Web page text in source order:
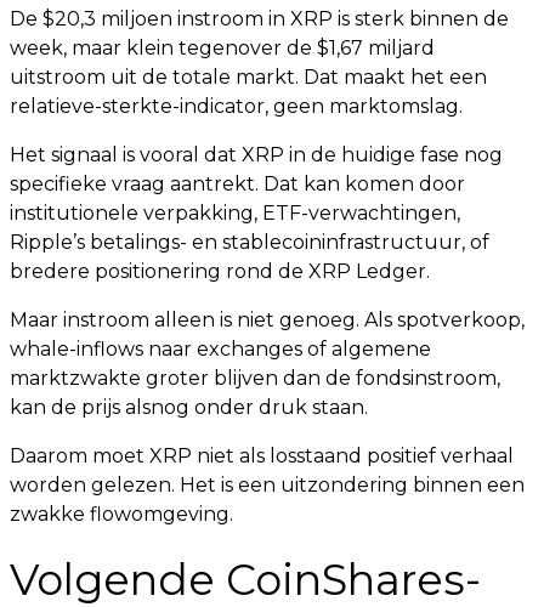
De $20,3 miljoen instroom in XRP is sterk binnen de
week, maar klein tegenover de $1,67 miljard
uitstroom uit de totale markt. Dat maakt het een
relatieve-sterkte-indicator, geen marktomslag.
Het signaal is vooral dat XRP in de huidige fase nog
specifieke vraag aantrekt. Dat kan komen door
institutionele verpakking, ETF-verwachtingen,
Ripple’s betalings- en stablecoininfrastructuur, of
bredere positionering rond de XRP Ledger.
Maar instroom alleen is niet genoeg. Als spotverkoop,
whale-inflows naar exchanges of algemene
marktzwakte groter blijven dan de fondsinstroom,
kan de prijs alsnog onder druk staan.
Daarom moet XRP niet als losstaand positief verhaal
worden gelezen. Het is een uitzondering binnen een
zwakke flowomgeving.
Volgende CoinShares-